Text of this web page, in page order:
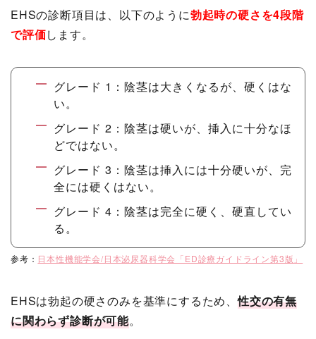
EHSの診断項目は、以下のように勃起時の硬さを4段階
で評価します。
グレード 1：陰茎は大きくなるが、硬くはな
い。
グレード 2：陰茎は硬いが、挿入に十分なほ
どではない。
グレード 3：陰茎は挿入には十分硬いが、完
全には硬くはない。
グレード 4：陰茎は完全に硬く、硬直してい
る。
参考： 日本性機能学会/日本泌尿器科学会「ED診療ガイドライン第3版」
EHSは勃起の硬さのみを基準にするため、性交の有無
に関わらず診断が可能。